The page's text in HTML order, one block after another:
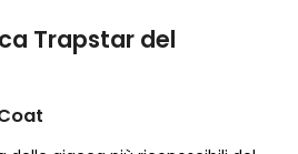
Trapstar del